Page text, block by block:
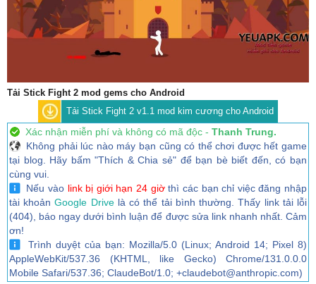
Tải Stick Fight 2 mod gems cho Android
Tải Stick Fight 2 v1.1 mod kim cương cho Android
Xác nhận miễn phí và không có mã độc - Thanh Trung.
Không phải lúc nào máy bạn cũng có thể chơi được hết game
tại blog. Hãy bấm "Thích & Chia sẻ" để bạn bè biết đến, có bạn
cùng vui.
Nếu vào link bị giới hạn 24 giờthì các bạn chỉ việc đăng nhập
tài khoảnGoogle Drivelà có thể tải bình thường. Thấy link tải lỗi
(404), báo ngay dưới bình luận để được sửa link nhanh nhất. Cảm
ơn!
Trình duyệt của bạn: Mozilla/5.0 (Linux; Android 14; Pixel 8)
AppleWebKit/537.36 (KHTML, like Gecko) Chrome/131.0.0.0
Mobile Safari/537.36; ClaudeBot/1.0; +claudebot@anthropic.com)